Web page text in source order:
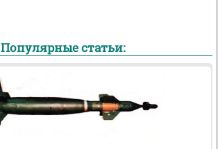
Популярные статьи: